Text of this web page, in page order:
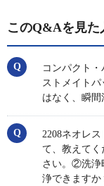
このQ&Aを見
コンパクト
ストメイト
はなく、瞬間
2208ネオレ
て、教えて
さい。②洗浄
浄できますか